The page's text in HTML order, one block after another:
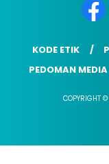
KODE ETIK
PEDOMAN MEDIA
COPYRIGHT